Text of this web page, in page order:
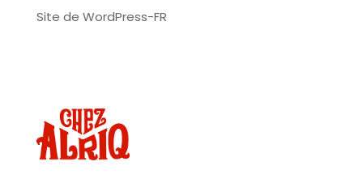
Site de WordPress-FR